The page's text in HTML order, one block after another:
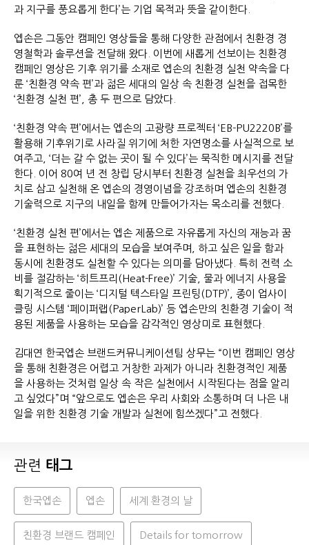
과 지구를 풍요롭게 한다’는 기업 목적과 뜻을 같이한다.
엡손은 그동안 캠페인 영상들을 통해 다양한 관점에서 친환경 경
영철학과 솔루션을 전달해 왔다. 이번에 새롭게 선보이는 친환경
캠페인 영상은 기후 위기를 소재로 엡손의 친환경 실천 약속을 다
룬 ‘친환경 약속 편’과 젊은 세대의 일상 속 친환경 실천을 접목한
‘친환경 실천 편’, 총 두 편으로 담았다.
‘친환경 약속 편’에서는 엡손의 고광량 프로젝터 ‘EB-PU2220B’를
활용해 기후위기로 사라질 위기에 처한 자연명소를 사실적으로 보
여주고, ‘더는 갈 수 없는 곳이 될 수 있다’는 묵직한 메시지를 전달
한다. 이어 80여 년 전 창립 당시부터 친환경 실천을 최우선의 가
치로 삼고 실천해 온 엡손의 경영이념을 강조하며 엡손의 친환경
기술력으로 지구의 내일을 함께 만들어가자는 목소리를 전했다.
‘친환경 실천 편’에서는 엡손 제품으로 자유롭게 자신의 재능과 꿈
을 표현하는 젊은 세대의 모습을 보여주며, 하고 싶은 일을 함과
동시에 친환경도 실천할 수 있다는 의미를 담아냈다. 특히 전력 소
비를 절감하는 ‘히트프리(Heat-Free)’ 기술, 물과 에너지 사용을
획기적으로 줄이는 ‘디지털 텍스타일 프린팅(DTP)’, 종이 업사이
클링 시스템 ‘페이퍼랩(PaperLab)’ 등 엡손만의 친환경 기술이 적
용된 제품을 사용하는 모습을 감각적인 영상미로 표현했다.
김대연 한국엡손 브랜드커뮤니케이션팀 상무는 “이번 캠페인 영상
을 통해 친환경은 어렵고 거창한 과제가 아니라 친환경적인 제품
을 사용하는 것처럼 일상 속 작은 실천에서 시작된다는 점을 알리
고 싶었다”며 “앞으로도 엡손은 우리 사회와 소통하며 더 나은 내
일을 위한 친환경 기술 개발과 실천에 힘쓰겠다”고 전했다.
관련 태그
한국엡손 엡손 세계 환경의 날
친환경 브랜드 캠페인 Details for tomorrow